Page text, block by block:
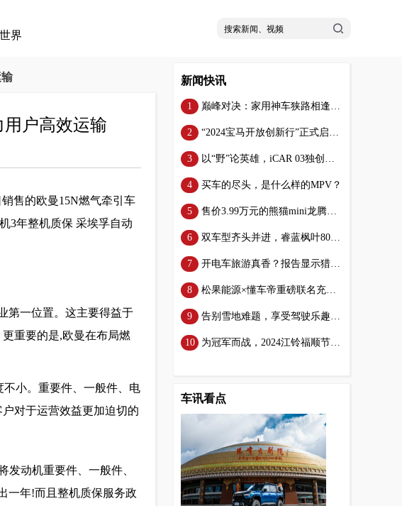
界
户高效运输
售的欧曼15N燃气牵引车
3年整机质保 采埃孚自动
第一位置。这主要得益于
重要的是,欧曼在布局燃
小。重要件、一般件、电
对于运营效益更加迫切的
发动机重要件、一般件、
一年!而且整机质保服务政
新闻快讯
巅峰对决：家用神车狭路相逢，谁才是新时代家庭的更优选？
“2024宝马开放创新行”正式启动，大企业践行开放创新
以“野”论英雄，iCAR 03独创全铝多腔笼式车身纵享“轻”松野玩
买车的尽头，是什么样的MPV？
售价3.99万元的熊猫mini龙腾升级版，真能“花小钱办大事”？
双车型齐头并进，睿蓝枫叶80V Pro、60S Pro彰显换电先锋气质
开电车旅游真香？报告显示猎装车热销，带动自驾游连续3年暴增
松果能源×懂车帝重磅联名充电桩问世 车规级品质重塑家用补能新标准
告别雪地难题，享受驾驶乐趣！新一代哈弗H6，让乐趣与安全同行！
为冠军而战，2024江铃福顺节油大赛复赛苏州站上演高手对决
车讯看点